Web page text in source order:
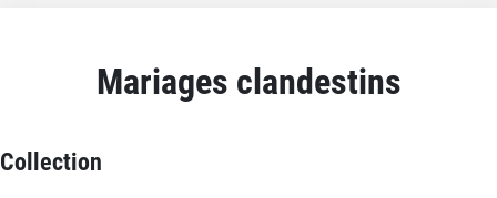
Mariages clandestins
Collection